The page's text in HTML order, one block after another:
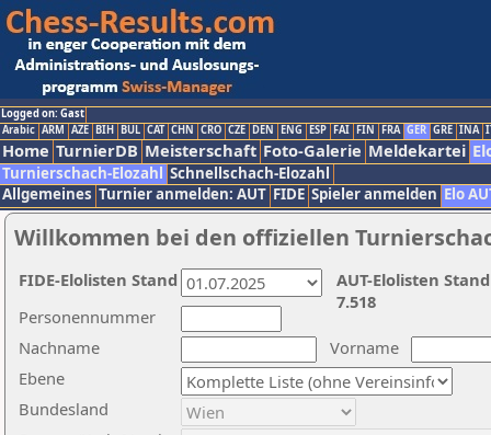
Logged on: Gast
Arabic ARM AZE BIH BUL CAT CHN CRO CZE DEN ENG ESP FAI FIN FRA GER GRE INA
Home TurnierDB Meisterschaft Foto-Galerie Meldekartei
Turnierschach-Elozahl Schnellschach-Elozahl
Allgemeines Turnier anmelden: AUT FIDE Spieler anmelden Elo
Willkommen bei den offiziellen
Nachname
Vorname
Ebene
Personennummer
Bundesland
AUT-Elolisten
7.518
FIDE-Elolisten Stand